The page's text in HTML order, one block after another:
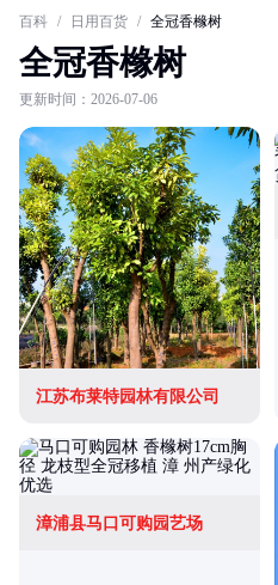
百科 / 日用百货 / 全冠香橼树
全冠香橼树
更新时间：2026-07-06
江苏布莱特园林有限公司
漳浦县马口可购园艺场